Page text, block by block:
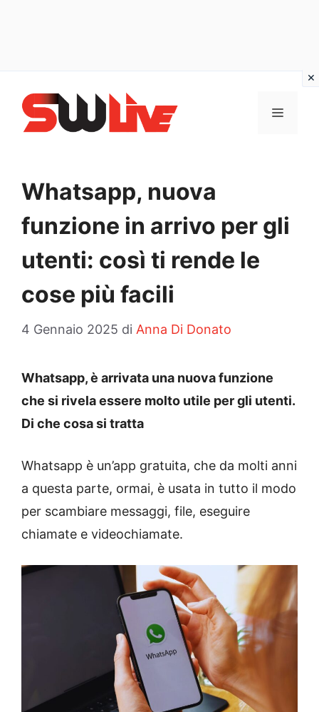
contenuto
MENU
Whatsapp, nuova
funzione in arrivo per gli
utenti: così ti rende le
cose più facili
4 Gennaio 2025 di Anna Di Donato
Whatsapp, è arrivata una nuova funzione
che si rivela essere molto utile per gli utenti.
Di che cosa si tratta
Whatsapp è un’app gratuita, che da molti anni
a questa parte, ormai, è usata in tutto il modo
per scambiare messaggi, file, eseguire
chiamate e videochiamate.